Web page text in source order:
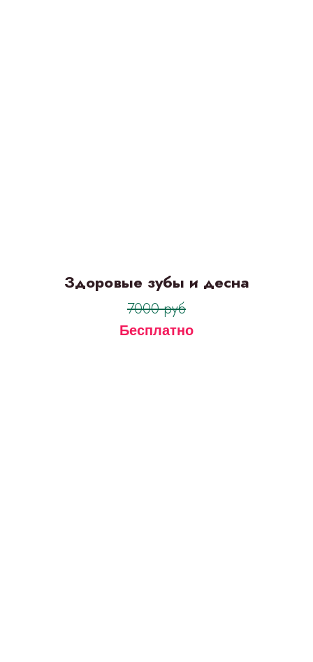
Здоровые зубы и десна
7000 руб
Бесплатно